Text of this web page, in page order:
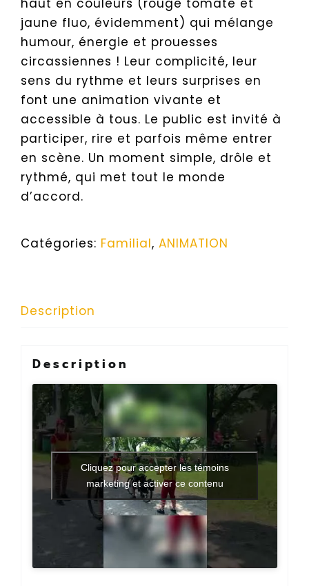
haut en couleurs (rouge tomate et
jaune fluo, évidemment) qui mélange
humour, énergie et prouesses
circassiennes ! Leur complicité, leur
sens du rythme et leurs surprises en
font une animation vivante et
accessible à tous. Le public est invité à
participer, rire et parfois même entrer
en scène. Un moment simple, drôle et
rythmé, qui met tout le monde
d’accord.
Catégories: Familial, ANIMATION
Description
Description
Cliquez pour accepter les témoins
marketing et activer ce contenu